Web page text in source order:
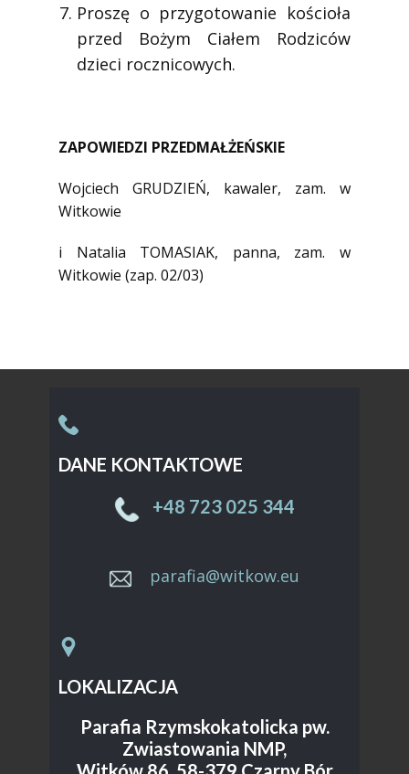
Proszę o przygotowanie kościoła
przed Bożym Ciałem Rodziców
dzieci rocznicowych.
ZAPOWIEDZI PRZEDMAŁŻEŃSKIE
Wojciech GRUDZIEŃ, kawaler, zam. w
Witkowie
i Natalia TOMASIAK, panna, zam. w
Witkowie (zap. 02/03)
Sample text. Click to select the text box. Click
again or double click to start editing the text.
DANE KONTAKTOWE
+48 ​723 025 344
parafia@witkow.eu
LOKALIZACJA
Parafia Rzymskokatolicka pw.
Zwiastowania NMP,